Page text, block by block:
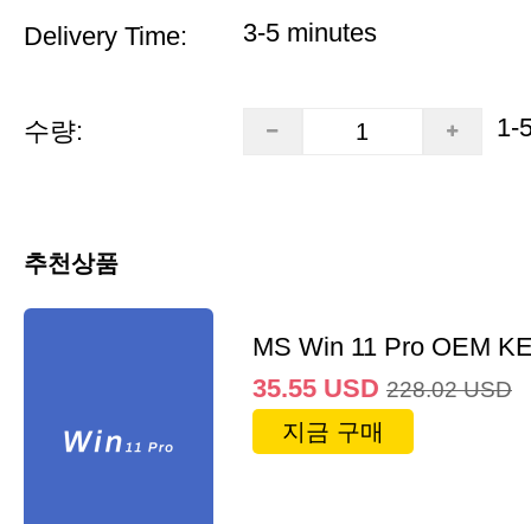
Delivery Time: 3-5 minutes
수량: 1-
추천상품
MS Win 11 Pro OEM
35.55 USD 228.02 USD
지금 구매